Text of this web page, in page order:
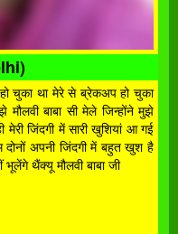
चुका था मेरे से ब्रेकअप हो चुका
बाबा सी मेले जिन्होंने मुझे
जिंदगी में सारी खुशियां आ गई
दोनों अपनी जिंदगी में बहुत खुश है
भूलेंगे थैंक्यू मौलवी बाबा जी